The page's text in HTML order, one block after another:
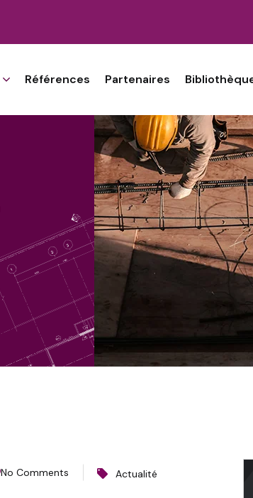
Références Partenaires
No Comments Actualité